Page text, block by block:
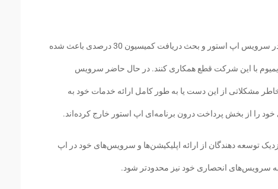
دستورالعمل‌های اپل برای ارائه اپلیکیشن‌ها در سرویس اپ استور و بحث دریافت کمیسیون 30 درصدی باعث شده
با این شرکت قطع همکاری کنند. در حال حاضر سرویس
خاطر مشکلاتی از این دست یا به طور کامل ارائه خدمات خود به
خود را از بخش پرداخت درون برنامه‌ای اپ استور خارج کرده‌اند.
توسعه دهندگان از ارائه اپلیکیشن‌ها و سرویس‌های خود در اپ
سرویس‌های انحصاری خود نیز محدودتر شود.